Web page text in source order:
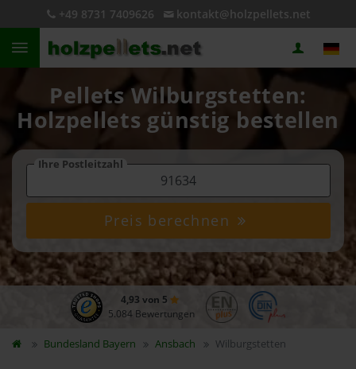
+49 8731 7409626 kontakt@holzpellets.net
Pellets Wilburgstetten:
Holzpellets günstig bestellen
Ihre Postleitzahl
Preis berechnen
4,93 von 5
5.084 Bewertungen
Bundesland Bayern Ansbach Wilburgstetten